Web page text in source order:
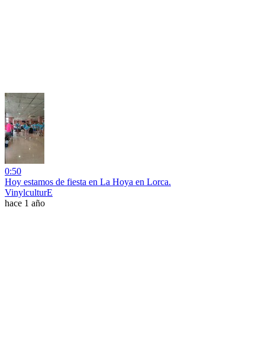
0:50
Hoy estamos de fiesta en La Hoya en Lorca.
VinylculturE
hace 1 año